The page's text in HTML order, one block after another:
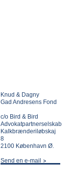
Knud & Dagny
Gad Andresens Fond
c/o Bird & Bird
Advokatpartnerselskab
Kalkbrænderiløbskaj
8
2100 København Ø.
Send en e-mail